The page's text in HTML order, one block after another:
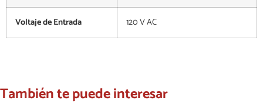
Voltaje de Entrada 120 V AC
También te puede interesar